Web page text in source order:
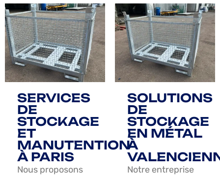
SERVICES
DE
STOCKAGE
ET
MANUTENTION
À PARIS
Nous proposons
SOLUTIONS
DE
STOCKAGE
EN MÉTAL
À
Notre entreprise